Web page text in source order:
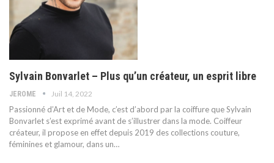
Sylvain Bonvarlet – Plus qu’un créateur, un esprit libre
JEROME Juil 14, 2022
Passionné d’Art et de Mode, c’est d’abord par la coiffure que Sylvain
Bonvarlet s’est exprimé avant de s’illustrer dans la mode. Coiffeur
créateur, il propose en effet depuis 2019 des collections couture,
féminines et glamour, dans un…